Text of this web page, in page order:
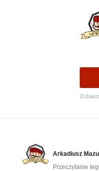
Arkadiusz
Przeczytanie